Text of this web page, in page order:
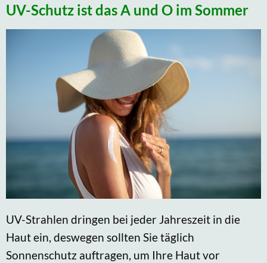
UV-Schutz ist das A und O im Sommer
UV-Strahlen dringen bei jeder Jahreszeit in die
Haut ein, deswegen sollten Sie täglich
Sonnenschutz auftragen, um Ihre Haut vor